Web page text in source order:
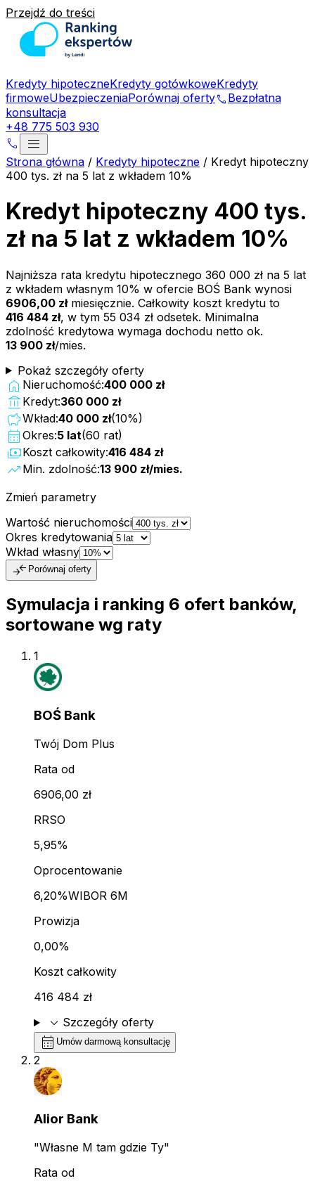
Przejdź do treści
Kredyty hipoteczneKredyty gotówkoweKredyty
firmoweUbezpieczeniaPorównaj ofertyphone Bezpłatna
konsultacja
+48 775 503 930
phone menu
Strona główna / Kredyty hipoteczne / Kredyt hipoteczny
400 tys. zł na 5 lat z wkładem 10%
Kredyt hipoteczny 400 tys.
zł na 5 lat z wkładem 10%
Najniższa rata kredytu hipotecznego 360 000 zł na 5 lat
z wkładem własnym 10% w ofercie BOŚ Bank wynosi
6906,00 złmiesięcznie. Całkowity koszt kredytu to
416 484 zł, w tym 55 034 zł odsetek. Minimalna
zdolność kredytowa wymaga dochodu netto ok.
13 900 zł/mies.
Pokaż szczegóły oferty
home Nieruchomość:400 000 zł
account_balance Kredyt:360 000 zł
savingsWkład:40 000 zł(10%)
calendar_month Okres:5 lat(60 rat)
paymentsKoszt całkowity:416 484 zł
trending_up Min. zdolność:13 900 zł/mies.
Zmień parametry
Wartość nieruchomości
Okres kredytowania
Wkład własny
compare_arrows Porównaj oferty
Symulacja i ranking 6 ofert banków,
sortowane wg raty
1
BOŚ Bank
Twój Dom Plus
Rata od
6906,00 zł
RRSO
5,95%
Oprocentowanie
6,20%WIBOR 6M
Prowizja
0,00%
Koszt całkowity
416 484 zł
expand_more Szczegóły oferty
calendar_month Umów darmową konsultację
2
Alior Bank
"Własne M tam gdzie Ty"
Rata od